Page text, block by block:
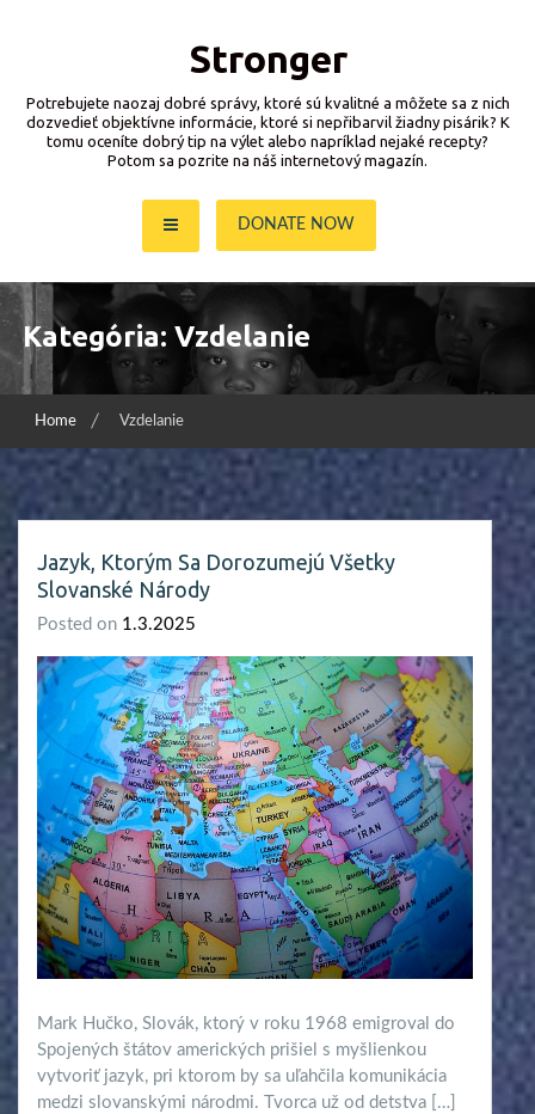
Stronger
Potrebujete naozaj dobré správy, ktoré sú kvalitné a môžete sa z nich
dozvedieť objektívne informácie, ktoré si nepřibarvil žiadny pisárik? K
tomu oceníte dobrý tip na výlet alebo napríklad nejaké recepty?
Potom sa pozrite na náš internetový magazín.
DONATE NOW
Kategória:Vzdelanie
Home Vzdelanie
Jazyk, Ktorým Sa Dorozumejú Všetky
Slovanské Národy
Posted on 1.3.2025
Mark Hučko, Slovák, ktorý v roku 1968 emigroval do
Spojených štátov amerických prišiel s myšlienkou
vytvoriť jazyk, pri ktorom by sa uľahčila komunikácia
medzi slovanskými národmi. Tvorca už od detstva […]